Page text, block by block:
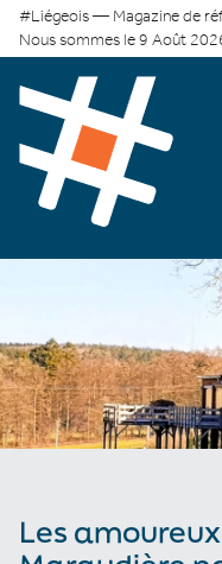
#Liégeois — Magazine de
Nous sommes le 9 Août
Les